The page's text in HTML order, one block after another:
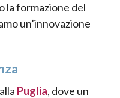
la formazione del
un’innovazione
Puglia, dove un